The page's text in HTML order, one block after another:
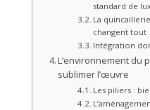
standard de
La
changent tout
Intégration
L’environnement du
sublimer l’œuvre
Les piliers :